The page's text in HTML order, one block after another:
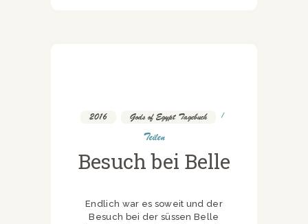
2016 Gods of Egypt Tagebuch
Teilen
Besuch bei Belle
Endlich war es soweit und der
Besuch bei der süssen Belle